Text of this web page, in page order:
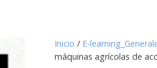
Inicio / E-
máquinas agrícolas de